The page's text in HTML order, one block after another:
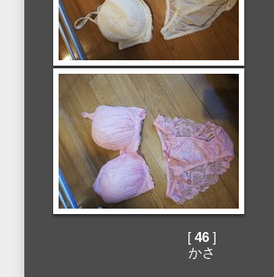
[ 46]
かさ